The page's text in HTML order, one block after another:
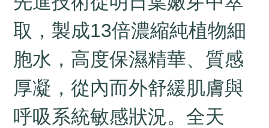
取，製成13倍濃縮純植物細
胞水，高度保濕精華、質感
厚凝，從內而外舒緩肌膚與
呼吸系統敏感狀況。全天